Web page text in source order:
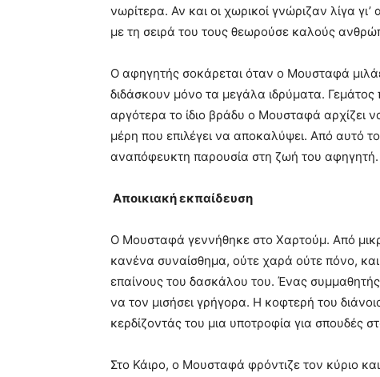
νωρίτερα. Αν και οι χωρικοί γνώριζαν λίγα
με τη σειρά του τους θεωρούσε καλούς
Ο αφηγητής σοκάρεται όταν ο Μουσταφά
διδάσκουν μόνο τα μεγάλα ιδρύματα. Γεμάτος
αργότερα το ίδιο βράδυ ο Μουσταφά αρχίζει
μέρη που επιλέγει να αποκαλύψει. Από αυτό
αναπόφευκτη παρουσία στη ζωή του αφηγητή.
Aποικιακή εκπαίδευση
Ο Μουσταφά γεννήθηκε στο Χαρτούμ. Από
κανένα συναίσθημα, ούτε χαρά ούτε πόνο,
επαίνους του δασκάλου του. Ένας
να τον μισήσει γρήγορα. Η κοφτερή του
κερδίζοντάς του μια υποτροφία για σπουδές
Στο Κάιρο, ο Μουσταφά φρόντιζε τον κύριο